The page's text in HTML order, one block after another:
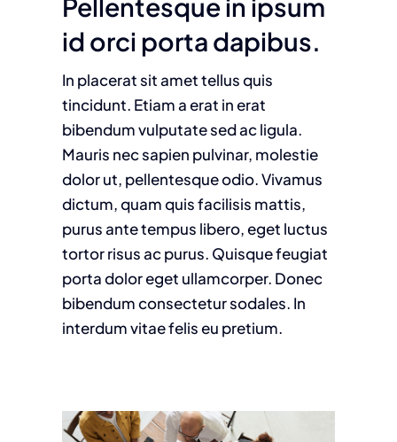
id orci porta dapibus.
In placerat sit amet tellus quis
tincidunt. Etiam a erat in erat
bibendum vulputate sed ac ligula.
Mauris nec sapien pulvinar, molestie
dolor ut, pellentesque odio. Vivamus
dictum, quam quis facilisis mattis,
purus ante tempus libero, eget luctus
tortor risus ac purus. Quisque feugiat
porta dolor eget ullamcorper. Donec
bibendum consectetur sodales. In
interdum vitae felis eu pretium.